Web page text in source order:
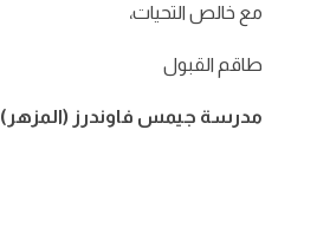
مع خالص التحيات،
طاقم القبول
مدرسة جيمس فاوندرز (المزهر)